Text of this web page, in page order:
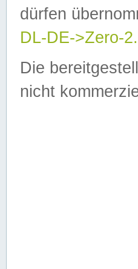
dürfen
DL-DE->Zero-
Die
nicht